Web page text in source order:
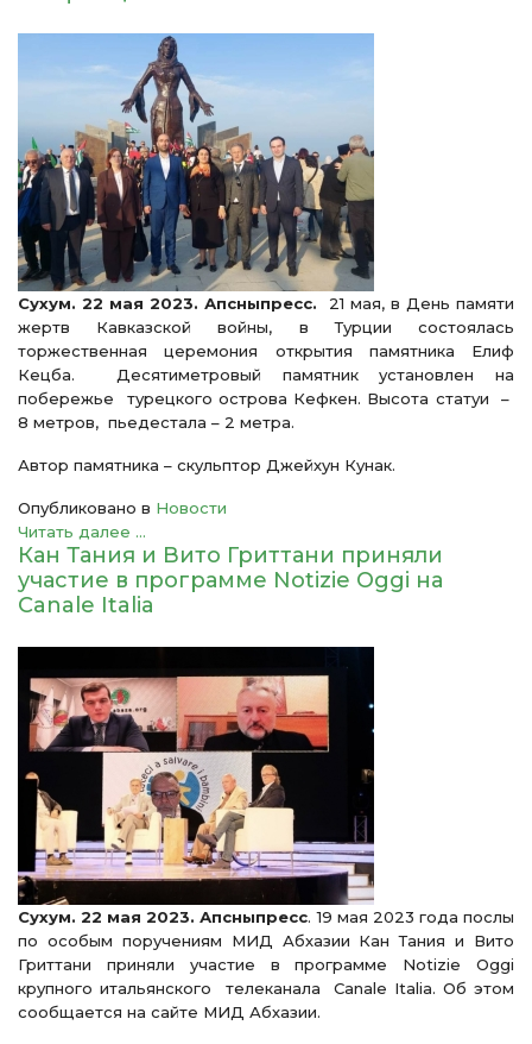
Сухум. 22 мая 2023. Апсныпресс. 21 мая, в День памяти
жертв Кавказской войны, в Турции состоялась
торжественная церемония открытия памятника Елиф
Кецба. Десятиметровый памятник установлен на
побережье турецкого острова Кефкен. Высота статуи –
8 метров, пьедестала – 2 метра.
Автор памятника – скульптор Джейхун Кунак.
Опубликовано в Новости
Читать далее ...
Кан Тания и Вито Гриттани приняли
участие в программе Notizie Oggi на
Canale Italia
Сухум. 22 мая 2023. Апсныпресс. 19 мая 2023 года послы
по особым поручениям МИД Абхазии Кан Тания и Вито
Гриттани приняли участие в программе Notizie Oggi
крупного итальянского телеканала Canale Italia. Об этом
сообщается на сайте МИД Абхазии.